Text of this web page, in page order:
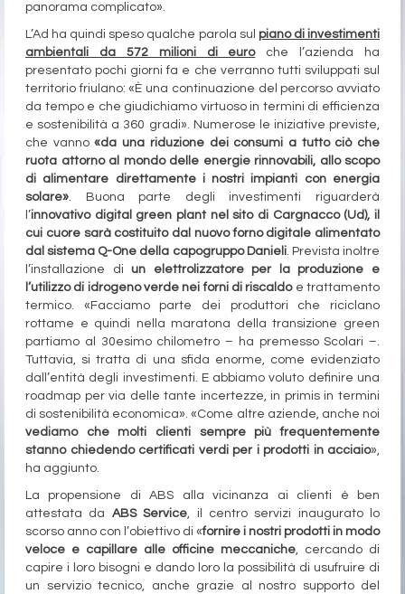
panorama complicato».
L’Ad ha quindi speso qualche parola sul piano di investimenti
ambientali da 572 milioni di euroche l’azienda ha
presentato pochi giorni fa e che verranno tutti sviluppati sul
territorio friulano: «È una continuazione del percorso avviato
da tempo e che giudichiamo virtuoso in termini di efficienza
e sostenibilità a 360 gradi». Numerose le iniziative previste,
che vanno«da una riduzione dei consumi a tutto ciò che
ruota attorno al mondo delle energie rinnovabili, allo scopo
di alimentare direttamente i nostri impianti con energia
solare». Buona parte degli investimenti riguarderà
l’innovativo digital green plant nel sito di Cargnacco (Ud), il
cui cuore sarà costituito dal nuovo forno digitale alimentato
dal sistema Q-One della capogruppo Danieli. Prevista inoltre
l’installazione di un elettrolizzatore per la produzione e
l’utilizzo di idrogeno verde nei forni di riscaldoe trattamento
termico. «Facciamo parte dei produttori che riciclano
rottame e quindi nella maratona della transizione green
partiamo al 30esimo chilometro – ha premesso Scolari –.
Tuttavia, si tratta di una sfida enorme, come evidenziato
dall’entità degli investimenti. E abbiamo voluto definire una
roadmap per via delle tante incertezze, in primis in termini
di sostenibilità economica». «Come altre aziende, anche noi
vediamo che molti clienti sempre più frequentemente
stanno chiedendo certificati verdi per i prodotti in acciaio»,
ha aggiunto.
La propensione di ABS alla vicinanza ai clienti è ben
attestata da ABS Service, il centro servizi inaugurato lo
scorso anno con l’obiettivo di «fornire i nostri prodotti in modo
veloce e capillare alle officine meccaniche, cercando di
capire i loro bisogni e dando loro la possibilità di usufruire di
un servizio tecnico, anche grazie al nostro supporto del